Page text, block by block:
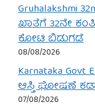
Gruhalakshmi
ಖಾತೆಗೆ 32ನೇ
ಕೋಟಿ ಬಿಡುಗಡೆ
08/08/2026
Karnataka
ಆಸ್ತಿ ಘೋಷಣೆ
07/08/2026